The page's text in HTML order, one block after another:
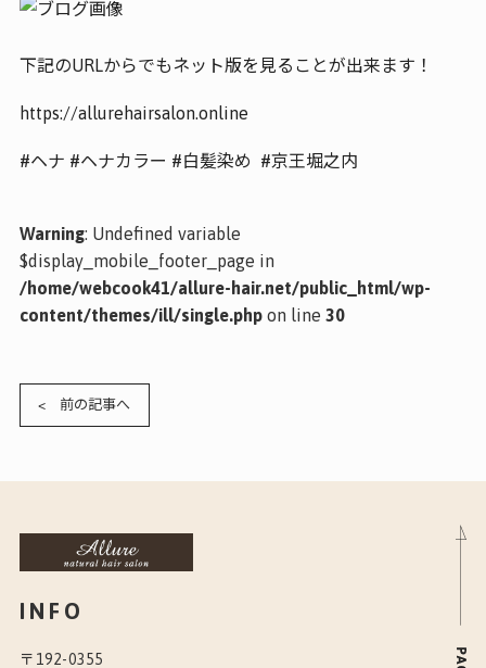
下記のURLからでもネット版を見ることが出来ます！
https://allurehairsalon.online
#ヘナ #ヘナカラー #白髪染め #京王堀之内
Warning: Undefined variable
$display_mobile_footer_page in
/home/webcook41/allure-hair.net/public_html/wp-
content/themes/ill/single.phpon line 30
< 前の記事へ
INFO
〒192-0355